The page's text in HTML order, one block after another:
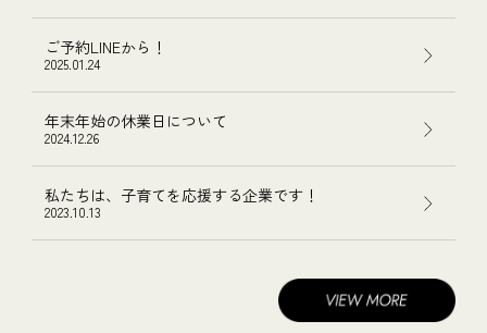
ご予約LINEから！
2025.01.24
年末年始の休業日について
2024.12.26
私たちは、子育てを応援する企業です！
2023.10.13